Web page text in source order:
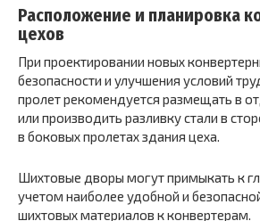
Расположение и планировка
цехов
При проектировании новых
безопасности и улучшения условий
пролет рекомендуется размещать в
или производить разливку стали в
в боковых пролетах здания цеха.
Шихтовые дворы могут примыкать к
учетом наиболее удобной и
шихтовых материалов к конвертерам.